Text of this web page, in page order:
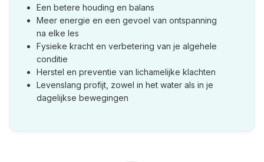
Een betere houding en balans
Meer energie en een gevoel van ontspanning
na elke les
Fysieke kracht en verbetering van je algehele
conditie
Herstel en preventie van lichamelijke klachten
Levenslang profijt, zowel in het water als in je
dagelijkse bewegingen